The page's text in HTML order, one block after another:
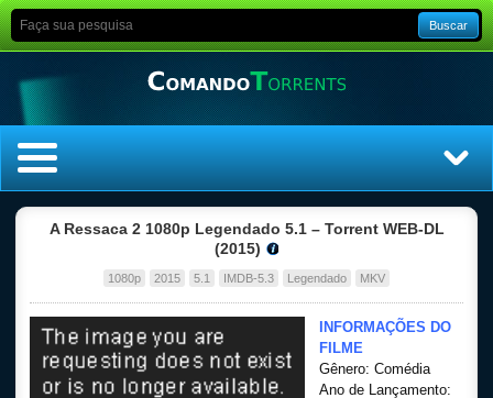
Buscar
Top Séries
Filmes
A Ressaca 2 1080p Legendado 5.1 – Torrent WEB-DL
(2015)
1080p 2015 5.1 IMDB-5.3 Legendado MKV
INFORMAÇÕES DO
FILME
Gênero: Comédia
Ano de Lançamento: